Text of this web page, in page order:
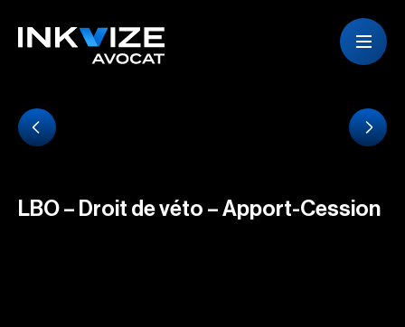
LBO – Droit de véto – Apport-Cession